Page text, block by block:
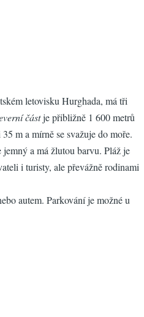
letovisku Hurghada, má tři
částje přibližně 1 600 metrů
m a mírně se svažuje do moře.
a má žlutou barvu. Pláž je
i turisty, ale převážně rodinami
autem. Parkování je možné u